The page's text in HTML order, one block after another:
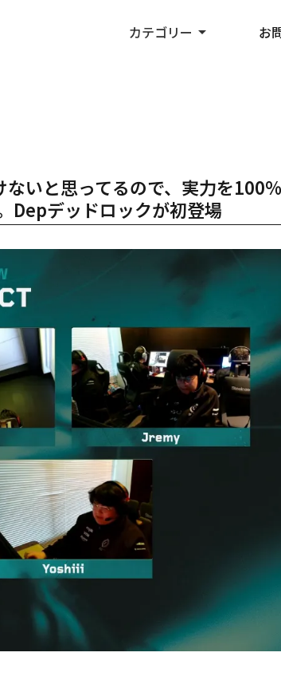
お
カテゴリー arrow_drop_up
いと思ってるので、実力を
Depデッドロックが初登場